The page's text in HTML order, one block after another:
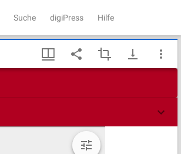
Suche digiPress Hilfe